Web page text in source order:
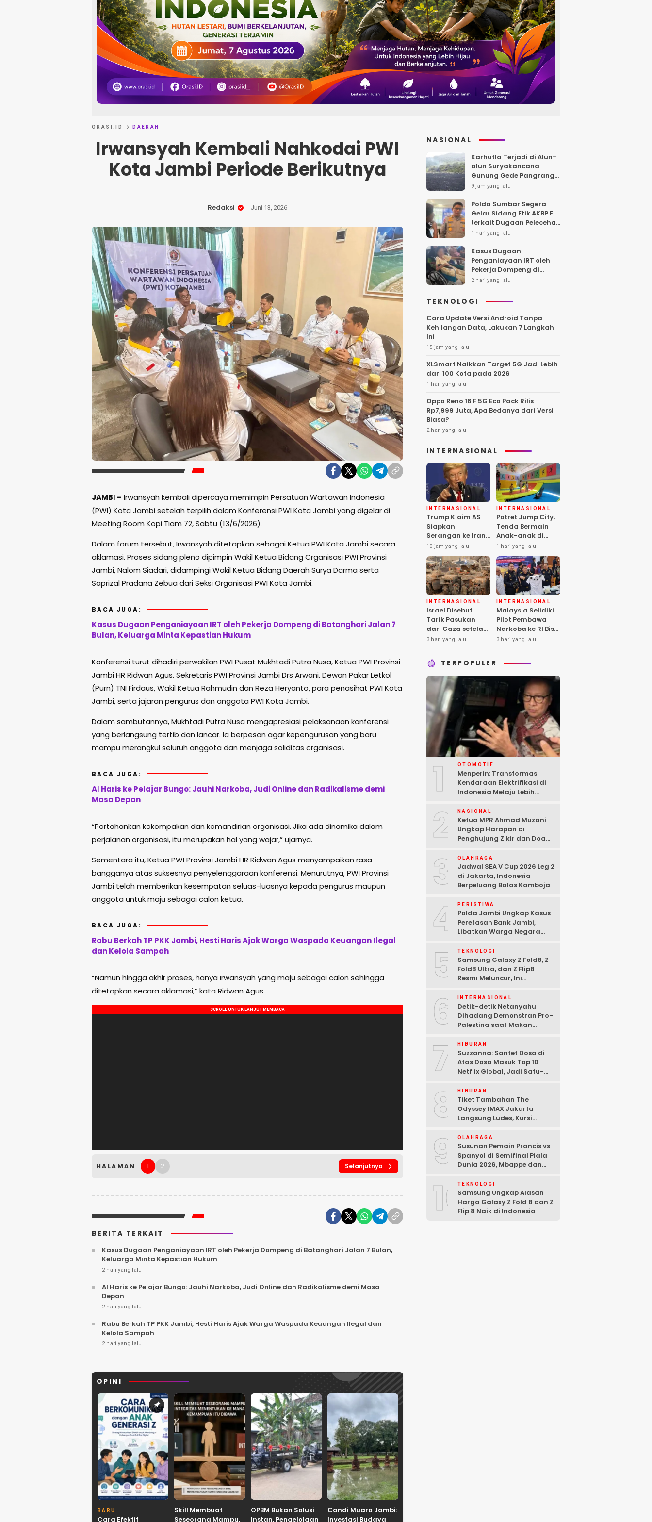
ORASI.ID DAERAH
Irwansyah Kembali Nahkodai PWI
Kota Jambi Periode Berikutnya
Redaksi Juni 13, 2026
JAMBI – Irwansyah kembali dipercaya memimpin Persatuan Wartawan Indonesia
(PWI) Kota Jambi setelah terpilih dalam Konferensi PWI Kota Jambi yang digelar di
Meeting Room Kopi Tiam 72, Sabtu (13/6/2026).
Dalam forum tersebut, Irwansyah ditetapkan sebagai Ketua PWI Kota Jambi secara
aklamasi. Proses sidang pleno dipimpin Wakil Ketua Bidang Organisasi PWI Provinsi
Jambi, Nalom Siadari, didampingi Wakil Ketua Bidang Daerah Surya Darma serta
Saprizal Pradana Zebua dari Seksi Organisasi PWI Kota Jambi.
BACA JUGA:
Kasus Dugaan Penganiayaan IRT oleh Pekerja Dompeng di Batanghari Jalan 7
Bulan, Keluarga Minta Kepastian Hukum
Konferensi turut dihadiri perwakilan PWI Pusat Mukhtadi Putra Nusa, Ketua PWI Provinsi
Jambi HR Ridwan Agus, Sekretaris PWI Provinsi Jambi Drs Arwani, Dewan Pakar Letkol
(Purn) TNI Firdaus, Wakil Ketua Rahmudin dan Reza Heryanto, para penasihat PWI Kota
Jambi, serta jajaran pengurus dan anggota PWI Kota Jambi.
Dalam sambutannya, Mukhtadi Putra Nusa mengapresiasi pelaksanaan konferensi
yang berlangsung tertib dan lancar. Ia berpesan agar kepengurusan yang baru
mampu merangkul seluruh anggota dan menjaga soliditas organisasi.
BACA JUGA:
Al Haris ke Pelajar Bungo: Jauhi Narkoba, Judi Online dan Radikalisme demi
Masa Depan
“Pertahankan kekompakan dan kemandirian organisasi. Jika ada dinamika dalam
perjalanan organisasi, itu merupakan hal yang wajar,” ujarnya.
Sementara itu, Ketua PWI Provinsi Jambi HR Ridwan Agus menyampaikan rasa
bangganya atas suksesnya penyelenggaraan konferensi. Menurutnya, PWI Provinsi
Jambi telah memberikan kesempatan seluas-luasnya kepada pengurus maupun
anggota untuk maju sebagai calon ketua.
BACA JUGA:
Rabu Berkah TP PKK Jambi, Hesti Haris Ajak Warga Waspada Keuangan Ilegal
dan Kelola Sampah
“Namun hingga akhir proses, hanya Irwansyah yang maju sebagai calon sehingga
ditetapkan secara aklamasi,” kata Ridwan Agus.
HALAMAN 1 2 Selanjutnya
BERITA TERKAIT
Kasus Dugaan Penganiayaan IRT oleh Pekerja Dompeng di Batanghari Jalan 7 Bulan,
Keluarga Minta Kepastian Hukum
2 hari yang lalu
Al Haris ke Pelajar Bungo: Jauhi Narkoba, Judi Online dan Radikalisme demi Masa
Depan
2 hari yang lalu
Rabu Berkah TP PKK Jambi, Hesti Haris Ajak Warga Waspada Keuangan Ilegal dan
Kelola Sampah
2 hari yang lalu
OPINI
BARU
Cara Efektif
Skill Membuat
Seseorang Mampu,
OPBM Bukan Solusi
Instan, Pengelolaan
Candi Muaro Jambi:
Investasi Budaya
NASIONAL
Karhutla Terjadi di Alun-
alun Suryakancana
Gunung Gede Pangrango,
Api Berhasil Dipadamka
9 jam yang lalu
Polda Sumbar Segera
Gelar Sidang Etik AKBP F
terkait Dugaan Pelecehan
Polwan
1 hari yang lalu
Kasus Dugaan
Penganiayaan IRT oleh
Pekerja Dompeng di
Batanghari Jalan 7 Bulan,
Kepastian Hukum
2 hari yang lalu
TEKNOLOGI
Cara Update Versi Android Tanpa
Kehilangan Data, Lakukan 7 Langkah
Ini
15 jam yang lalu
XLSmart Naikkan Target 5G Jadi Lebih
dari 100 Kota pada 2026
1 hari yang lalu
Oppo Reno 16 F 5G Eco Pack Rilis
Rp7,999 Juta, Apa Bedanya dari Versi
Biasa?
2 hari yang lalu
INTERNASIONAL
INTERNASIONAL
Trump Klaim AS
Siapkan
Serangan ke Iran
Terbesar sejak
Perang Dunia II
10 jam yang lalu
INTERNASIONAL
Potret Jump City,
Tenda Bermain
Anak-anak di
Tengah Perang
Gaza
1 hari yang lalu
INTERNASIONAL
Israel Disebut
Tarik Pasukan
dari Gaza setelah
Hamas Selesai
3 hari yang lalu
INTERNASIONAL
Malaysia Selidiki
Pilot Pembawa
Narkoba ke RI Bisa
Lolos Pemeriksaan
3 hari yang lalu
TERPOPULER
1 OTOMOTIF
Menperin: Transformasi
Kendaraan Elektrifikasi di
Indonesia Melaju Lebih
2 NASIONAL
Ketua MPR Ahmad Muzani
Ungkap Harapan di
Penghujung Zikir dan Doa
3 OLAHRAGA
Jadwal SEA V Cup 2026 Leg 2
di Jakarta, Indonesia
Berpeluang Balas Kamboja
4 PERISTIWA
Polda Jambi Ungkap Kasus
Peretasan Bank Jambi,
Libatkan Warga Negara
Tersangka Ditangkap
5 TEKNOLOGI
Samsung Galaxy Z Fold8, Z
Fold8 Ultra, dan Z Flip8
Resmi Meluncur, Ini
6 INTERNASIONAL
Detik-detik Netanyahu
Dihadang Demonstran Pro-
Palestina saat Makan
7 HIBURAN
Suzzanna: Santet Dosa di
Atas Dosa Masuk Top 10
Netflix Global, Jadi Satu-
8 HIBURAN
Tiket Tambahan The
Odyssey IMAX Jakarta
Langsung Ludes, Kursi
9 OLAHRAGA
Susunan Pemain Prancis vs
Spanyol di Semifinal Piala
Dunia 2026, Mbappe dan
10TEKNOLOGI
Samsung Ungkap Alasan
Harga Galaxy Z Fold 8 dan Z
Flip 8 Naik di Indonesia